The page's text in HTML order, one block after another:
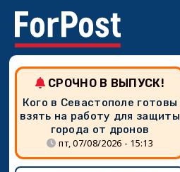
СРОЧНО В ВЫПУСК!
Кого в Севастополе готовы
взять на работу для защиты
города от дронов
пт, 07/08/2026 - 15:13